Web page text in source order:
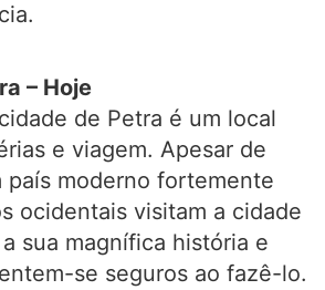
– Hoje
de Petra é um local
e viagem. Apesar de
país moderno fortemente
ocidentais visitam a cidade
sua magnífica história e
se seguros ao fazê-lo.